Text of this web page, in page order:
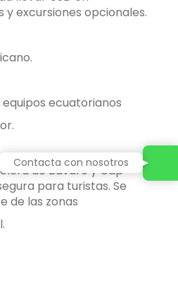
excursiones opcionales.
equipos ecuatorianos
de Bávaro y Cap
para turistas. Se
de las zonas